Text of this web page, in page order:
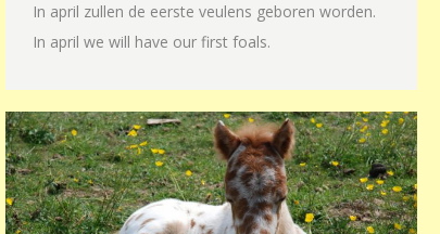
In april zullen de eerste veulens geboren worden.
In april we will have our first foals.